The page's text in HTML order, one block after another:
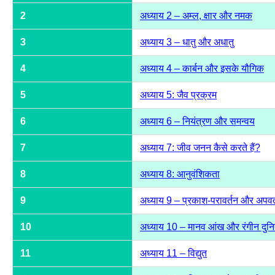
2 अध्याय 2 – अम्ल, क्षार और नमक
3 अध्याय 3 – धातु और अधातु
4 अध्याय 4 – कार्बन और इसके यौगिक
5 अध्याय 5: जैव प्रक्रम
6 अध्याय 6 – नियंत्रण और समन्वय
7 अध्याय 7: जीव जनन कैसे करते हैं?
8 अध्याय 8: आनुवंशिकता
9 अध्याय 9 – प्रकाश-परावर्तन और
10 अध्याय 10 – मानव आंख और रंगीन
11 अध्याय 11 – विद्युत